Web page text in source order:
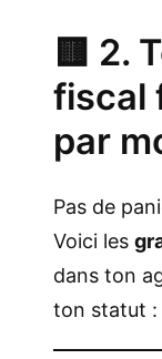
🟨 2.
fiscal
par
Pas de
Voici les
dans ton
ton statut :